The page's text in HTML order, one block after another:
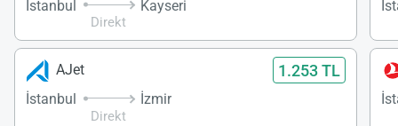
İstanbul
Direkt
Kayseri
AJet 1.253 TL
İstanbul
Direkt
İzmir